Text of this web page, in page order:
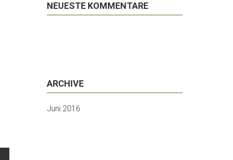
NEUESTE KOMMENTARE
ARCHIVE
Juni 2016